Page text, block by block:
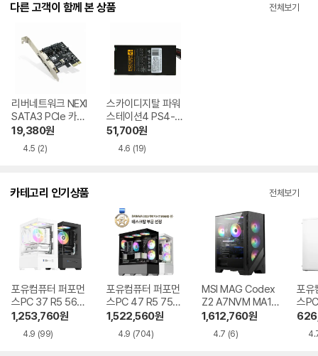
다른 고객이 함께 본 상품 전체보기
리버네트워크 NEXI
SATA3 PCIe 카드
2+2포트 (NX-SAT
A3EX)
19,380원
4.5 (2)
스카이디지탈 파워
스테이션4 PS4-3
50T 86P ActiveP
FC V2.31
51,700원
4.6 (19)
카테고리 인기상품 전체보기
포유컴퓨터 퍼포먼
스PC 37 R5 5600
RTX5060
1,253,760원
4.9 (99)
포유컴퓨터 퍼포먼
스PC 47 R5 7500
F RTX5060Ti
1,522,560원
4.9 (704)
MSI MAG Codex
Z2 A7NVM MA10
R5-7500F RTX 5
060 Ti 게이밍
1,612,760원
4.7 (6)
포유
스